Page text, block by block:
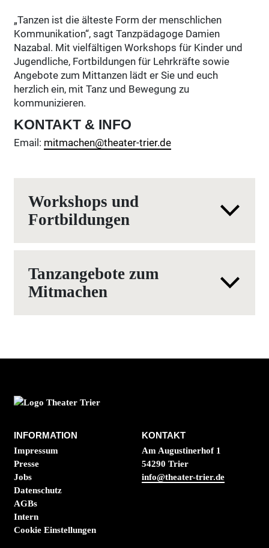
„Tanzen ist die älteste Form der menschlichen
Kommunikation“, sagt Tanzpädagoge Damien
Nazabal. Mit vielfältigen Workshops für Kinder und
Jugendliche, Fortbildungen für Lehrkräfte sowie
Angebote zum Mittanzen lädt er Sie und euch
herzlich ein, mit Tanz und Bewegung zu
kommunizieren.
KONTAKT & INFO
Email: mitmachen@theater-trier.de
Workshops und
Fortbildungen
Tanzangebote zum
Mitmachen
INFORMATION
Impressum
Presse
Jobs
Datenschutz
AGBs
Intern
Cookie Einstellungen
KONTAKT
Am Augustinerhof 1
54290 Trier
info@theater-trier.de